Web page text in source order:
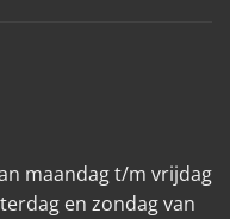
maandag t/m vrijdag
en zondag van